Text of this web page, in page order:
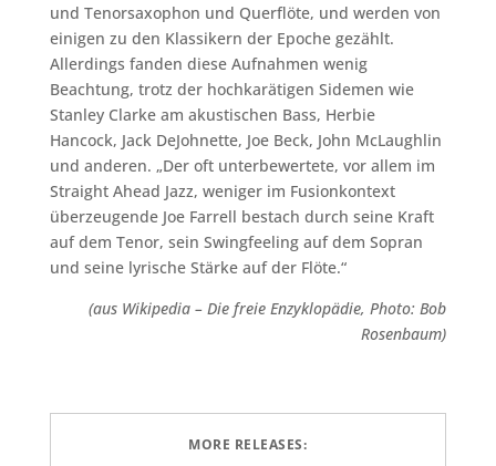
und Tenorsaxophon und Querflöte, und werden von
einigen zu den Klassikern der Epoche gezählt.
Allerdings fanden diese Aufnahmen wenig
Beachtung, trotz der hochkarätigen Sidemen wie
Stanley Clarke am akustischen Bass, Herbie
Hancock, Jack DeJohnette, Joe Beck, John McLaughlin
und anderen. „Der oft unterbewertete, vor allem im
Straight Ahead Jazz, weniger im Fusionkontext
überzeugende Joe Farrell bestach durch seine Kraft
auf dem Tenor, sein Swingfeeling auf dem Sopran
und seine lyrische Stärke auf der Flöte.“
(aus Wikipedia – Die freie Enzyklopädie, Photo: Bob
Rosenbaum)
MORE RELEASES: